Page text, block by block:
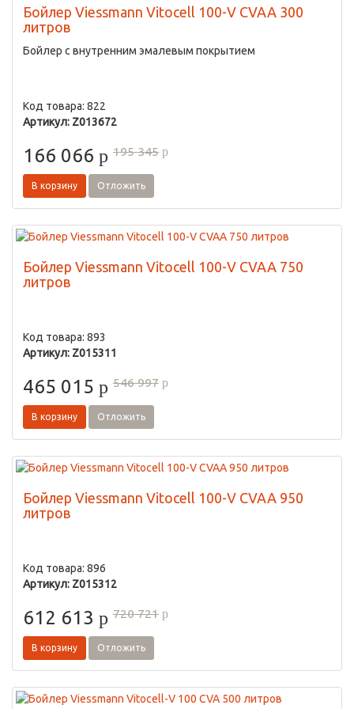
Бойлер Viessmann Vitocell 100-V CVAA 300
литров
Бойлер с внутренним эмалевым покрытием
Код товара: 822
Артикул: Z013672
166 066 p 195 345 p
В корзину Отложить
Бойлер Viessmann Vitocell 100-V CVAA 750
литров
Код товара: 893
Артикул: Z015311
465 015 p 546 997 p
В корзину Отложить
Бойлер Viessmann Vitocell 100-V CVAA 950
литров
Код товара: 896
Артикул: Z015312
612 613 p 720 721 p
В корзину Отложить